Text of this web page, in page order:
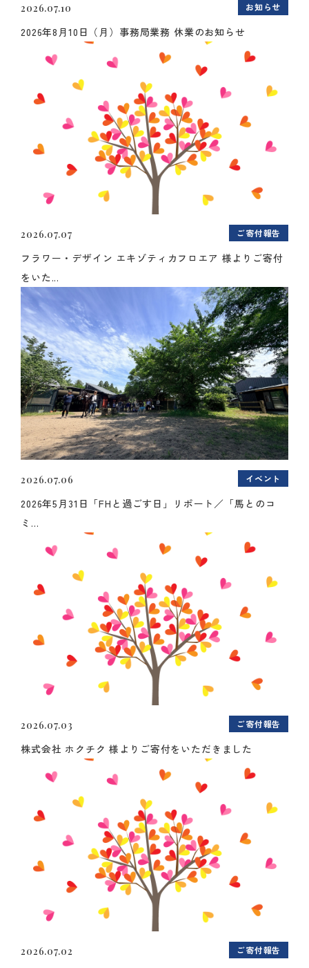
2026.07.10 お知らせ
2026年8月10日（月）事務局業務 休業のお知らせ
2026.07.07 ご寄付報告
フラワー・デザイン エキゾティカフロエア 様よりご寄付
をいた...
2026.07.06 イベント
2026年5月31日「FHと過ごす日」リポート／「馬とのコ
ミ...
2026.07.03 ご寄付報告
株式会社 ホクチク 様よりご寄付をいただきました
2026.07.02 ご寄付報告